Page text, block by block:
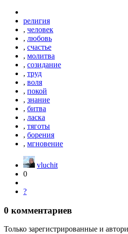
религия
, человек
, любовь
, счастье
, молитва
, созидание
, труд
, воля
, покой
, знание
, битва
, ласка
, тяготы
, борения
, мгновение
vluchit
0
?
0 комментариев
Только зарегистрированные и